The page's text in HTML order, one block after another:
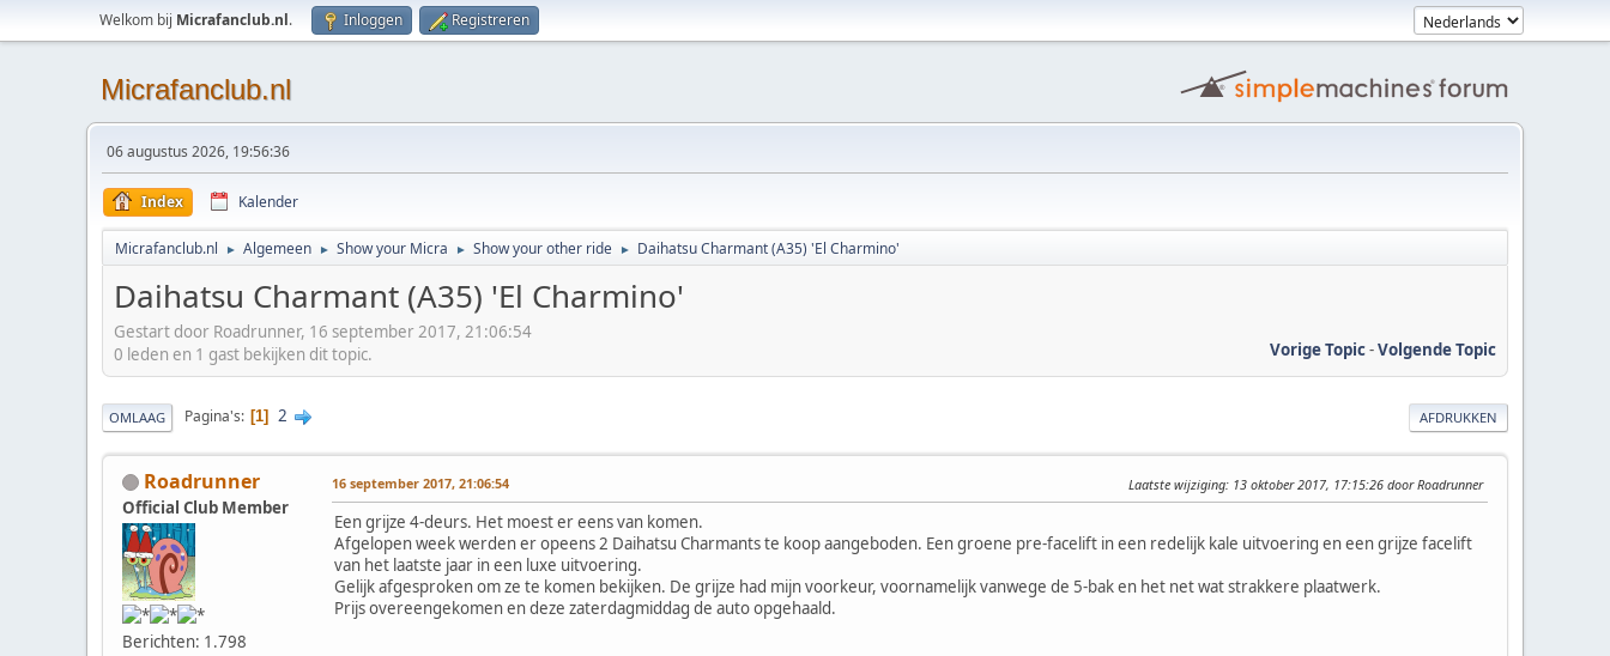
Welkom bij Micrafanclub.nl. Inloggen Registreren
Micrafanclub.nl
06 augustus 2026, 19:56:36
Index Kalender
Micrafanclub.nl ► Algemeen ► Show your Micra ► Show your other ride ► Daihatsu Charmant (A35) 'El Charmino'
Daihatsu Charmant (A35) 'El Charmino'
Gestart door Roadrunner, 16 september 2017, 21:06:54
Vorige Topic-Volgende Topic
0 leden en 1 gast bekijken dit topic.
AFDRUKKEN
OMLAAG Pagina's 1 2
Roadrunner
Official Club Member
Berichten: 1.798
16 september 2017, 21:06:54 Laatste wijziging: 13 oktober 2017, 17:15:26 door Roadrunner
Een grijze 4-deurs. Het moest er eens van komen.
Afgelopen week werden er opeens 2 Daihatsu Charmants te koop aangeboden. Een groene pre-facelift in een redelijk kale uitvoering en een grijze facelift
van het laatste jaar in een luxe uitvoering.
Gelijk afgesproken om ze te komen bekijken. De grijze had mijn voorkeur, voornamelijk vanwege de 5-bak en het net wat strakkere plaatwerk.
Prijs overeengekomen en deze zaterdagmiddag de auto opgehaald.